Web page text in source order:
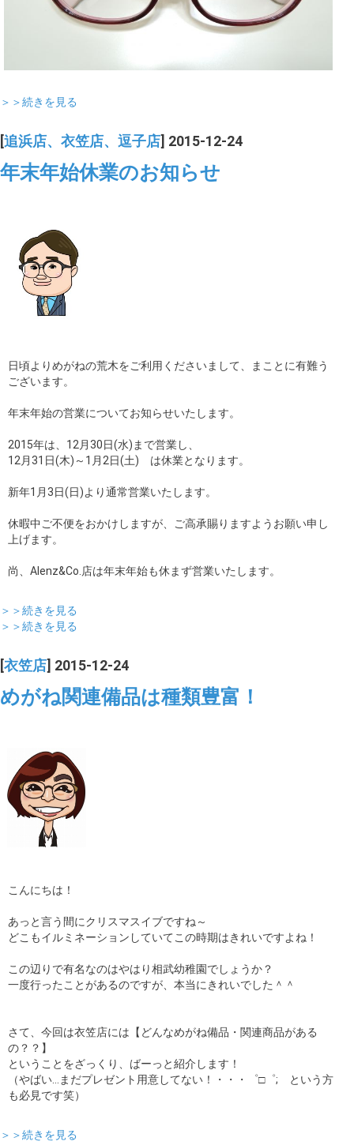
＞＞続きを見る
[追浜店、衣笠店、逗子店] 2015-12-24
年末年始休業のお知らせ
日頃よりめがねの荒木をご利用くださいまして、まことに有難う
ございます。
年末年始の営業についてお知らせいたします。
2015年は、12月30日(水)まで営業し、
12月31日(木)～1月2日(土) は休業となります。
新年1月3日(日)より通常営業いたします。
休暇中ご不便をおかけしますが、ご高承賜りますようお願い申し
上げます。
尚、Alenz&Co.店は年末年始も休まず営業いたします。
＞＞続きを見る
＞＞続きを見る
[衣笠店] 2015-12-24
めがね関連備品は種類豊富！
こんにちは！
あっと言う間にクリスマスイブですね～
どこもイルミネーションしていてこの時期はきれいですよね！
この辺りで有名なのはやはり相武幼稚園でしょうか？
一度行ったことがあるのですが、本当にきれいでした＾＾
さて、今回は衣笠店には【どんなめがね備品・関連商品がある
の？？】
ということをざっくり、ばーっと紹介します！
（やばい…まだプレゼント用意してない！・・・゜□゜; という方
も必見です笑）
＞＞続きを見る